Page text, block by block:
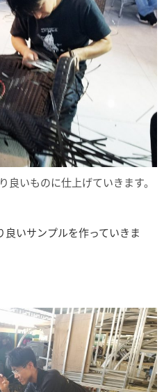
良いものに仕上げていきます。
いサンプルを作っていきま